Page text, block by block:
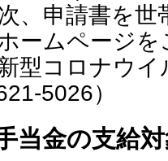
、申請書を世
ームページを
型コロナウ
5026）
当金の支給